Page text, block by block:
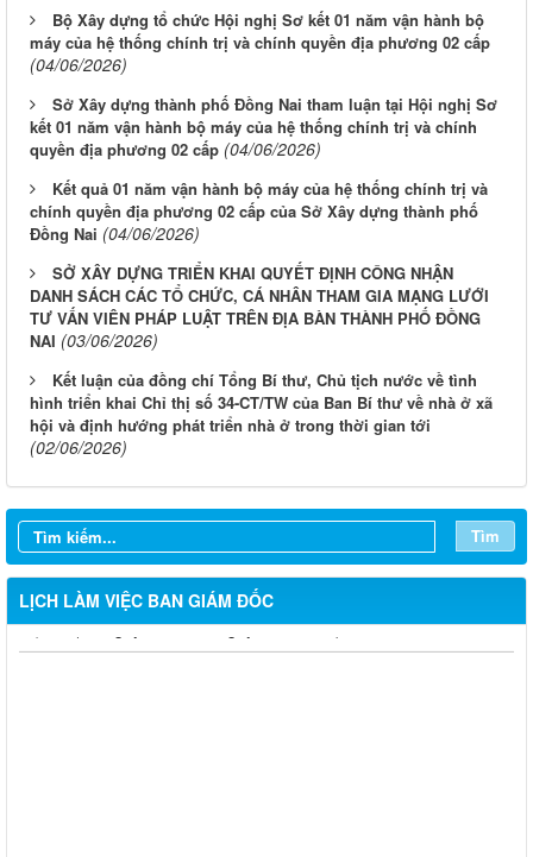
Bộ Xây dựng tổ chức Hội nghị Sơ kết 01 năm vận hành bộ
máy của hệ thống chính trị và chính quyền địa phương 02 cấp
(04/06/2026)
Sở Xây dựng thành phố Đồng Nai tham luận tại Hội nghị Sơ
kết 01 năm vận hành bộ máy của hệ thống chính trị và chính
quyền địa phương 02 cấp (04/06/2026)
Kết quả 01 năm vận hành bộ máy của hệ thống chính trị và
chính quyền địa phương 02 cấp của Sở Xây dựng thành phố
Đồng Nai (04/06/2026)
SỞ XÂY DỰNG TRIỂN KHAI QUYẾT ĐỊNH CÔNG NHẬN
DANH SÁCH CÁC TỔ CHỨC, CÁ NHÂN THAM GIA MẠNG LƯỚI
TƯ VẤN VIÊN PHÁP LUẬT TRÊN ĐỊA BÀN THÀNH PHỐ ĐỒNG
NAI (03/06/2026)
Kết luận của đồng chí Tổng Bí thư, Chủ tịch nước về tình
hình triển khai Chỉ thị số 34-CT/TW của Ban Bí thư về nhà ở xã
hội và định hướng phát triển nhà ở trong thời gian tới
(02/06/2026)
Tìm
LỊCH LÀM VIỆC BAN GIÁM ĐỐC
LỊCH CÔNG TÁC CỦA LÃNH ĐẠO SỞ XÂY DỰNG (Từ ngày